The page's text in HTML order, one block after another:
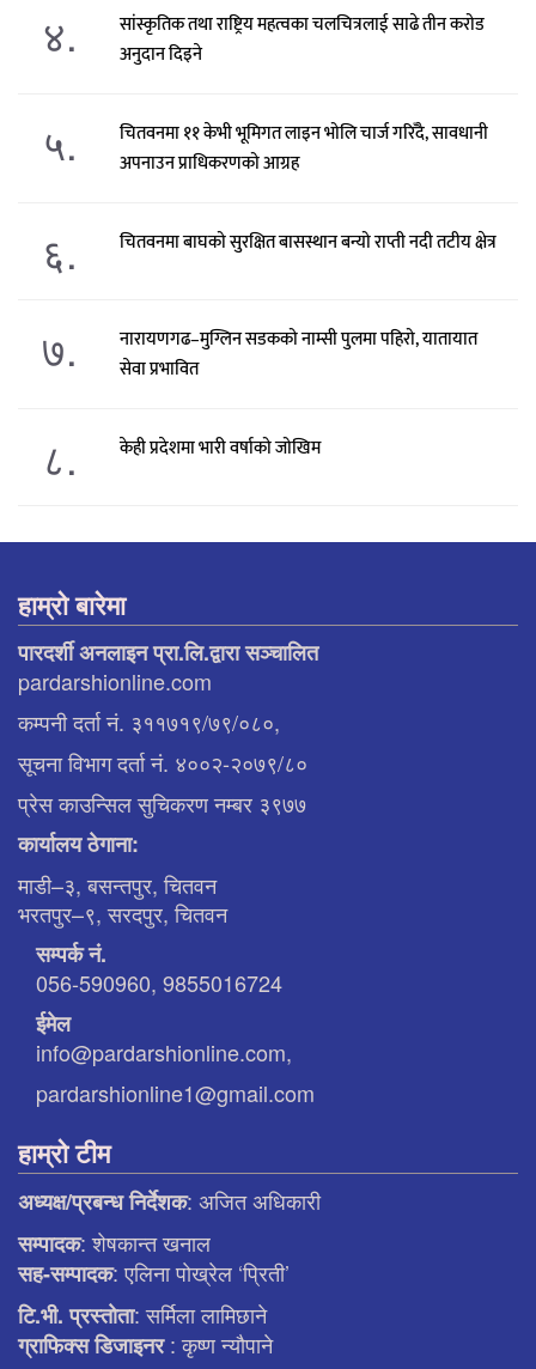
४.
सांस्कृतिक तथा राष्ट्रिय महत्वका चलचित्रलाई साढे तीन करोड
अनुदान दिइने
५.
चितवनमा ११ केभी भूमिगत लाइन भोलि चार्ज गरिँदै, सावधानी
अपनाउन प्राधिकरणको आग्रह
६. चितवनमा बाघको सुरक्षित बासस्थान बन्यो राप्ती नदी तटीय क्षेत्र
७.
नारायणगढ–मुग्लिन सडकको नाम्सी पुलमा पहिरो, यातायात
सेवा प्रभावित
८. केही प्रदेशमा भारी वर्षाको जोखिम
हाम्रो बारेमा
पारदर्शी अनलाइन प्रा.लि.द्वारा सञ्चालित
pardarshionline.com
कम्पनी दर्ता नं. ३११७१९/७९/०८०,
सूचना विभाग दर्ता नं. ४००२-२०७९/८०
प्रेस काउन्सिल सुचिकरण नम्बर ३९७७
कार्यालय ठेगाना:
माडी–३, बसन्तपुर, चितवन
भरतपुर–९, सरदपुर, चितवन
सम्पर्क नं.
056-590960, 9855016724
ईमेल
info@pardarshionline.com,
pardarshionline1@gmail.com
हाम्रो टीम
अध्यक्ष/प्रबन्ध निर्देशक: अजित अधिकारी
सम्पादक: शेषकान्त खनाल
सह-सम्पादक: एलिना पाेख्रेल ‘प्रिती’
टि.भी. प्रस्ताेता: सर्मिला लामिछाने
ग्राफिक्स डिजाइनर: कृष्ण न्याैपाने